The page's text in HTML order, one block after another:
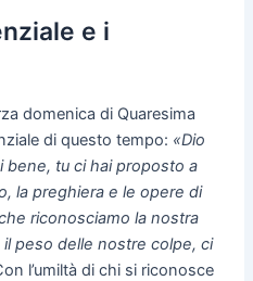
e i
domenica di Quaresima
di questo tempo: «Dio
tu ci hai proposto a
la preghiera e le opere di
riconosciamo la nostra
peso delle nostre colpe, ci
l’umiltà di chi si riconosce